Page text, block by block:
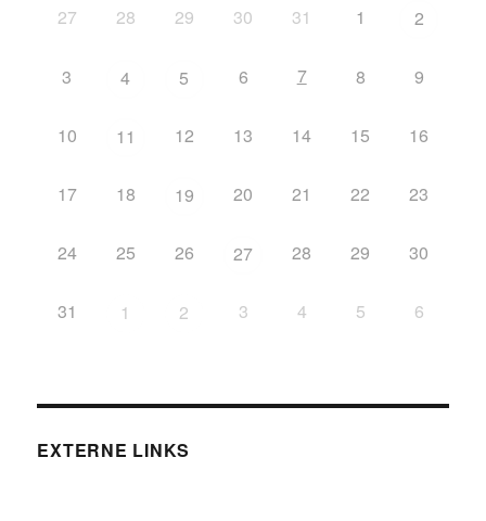
27
28 29 30 31 1 2
3 4 5 6 7 8 9
10 11 12 13 14 15 16
17 18 19 20 21 22 23
24 25 26 27 28 29 30
31 1 2 3 4 5 6
EXTERNE LINKS